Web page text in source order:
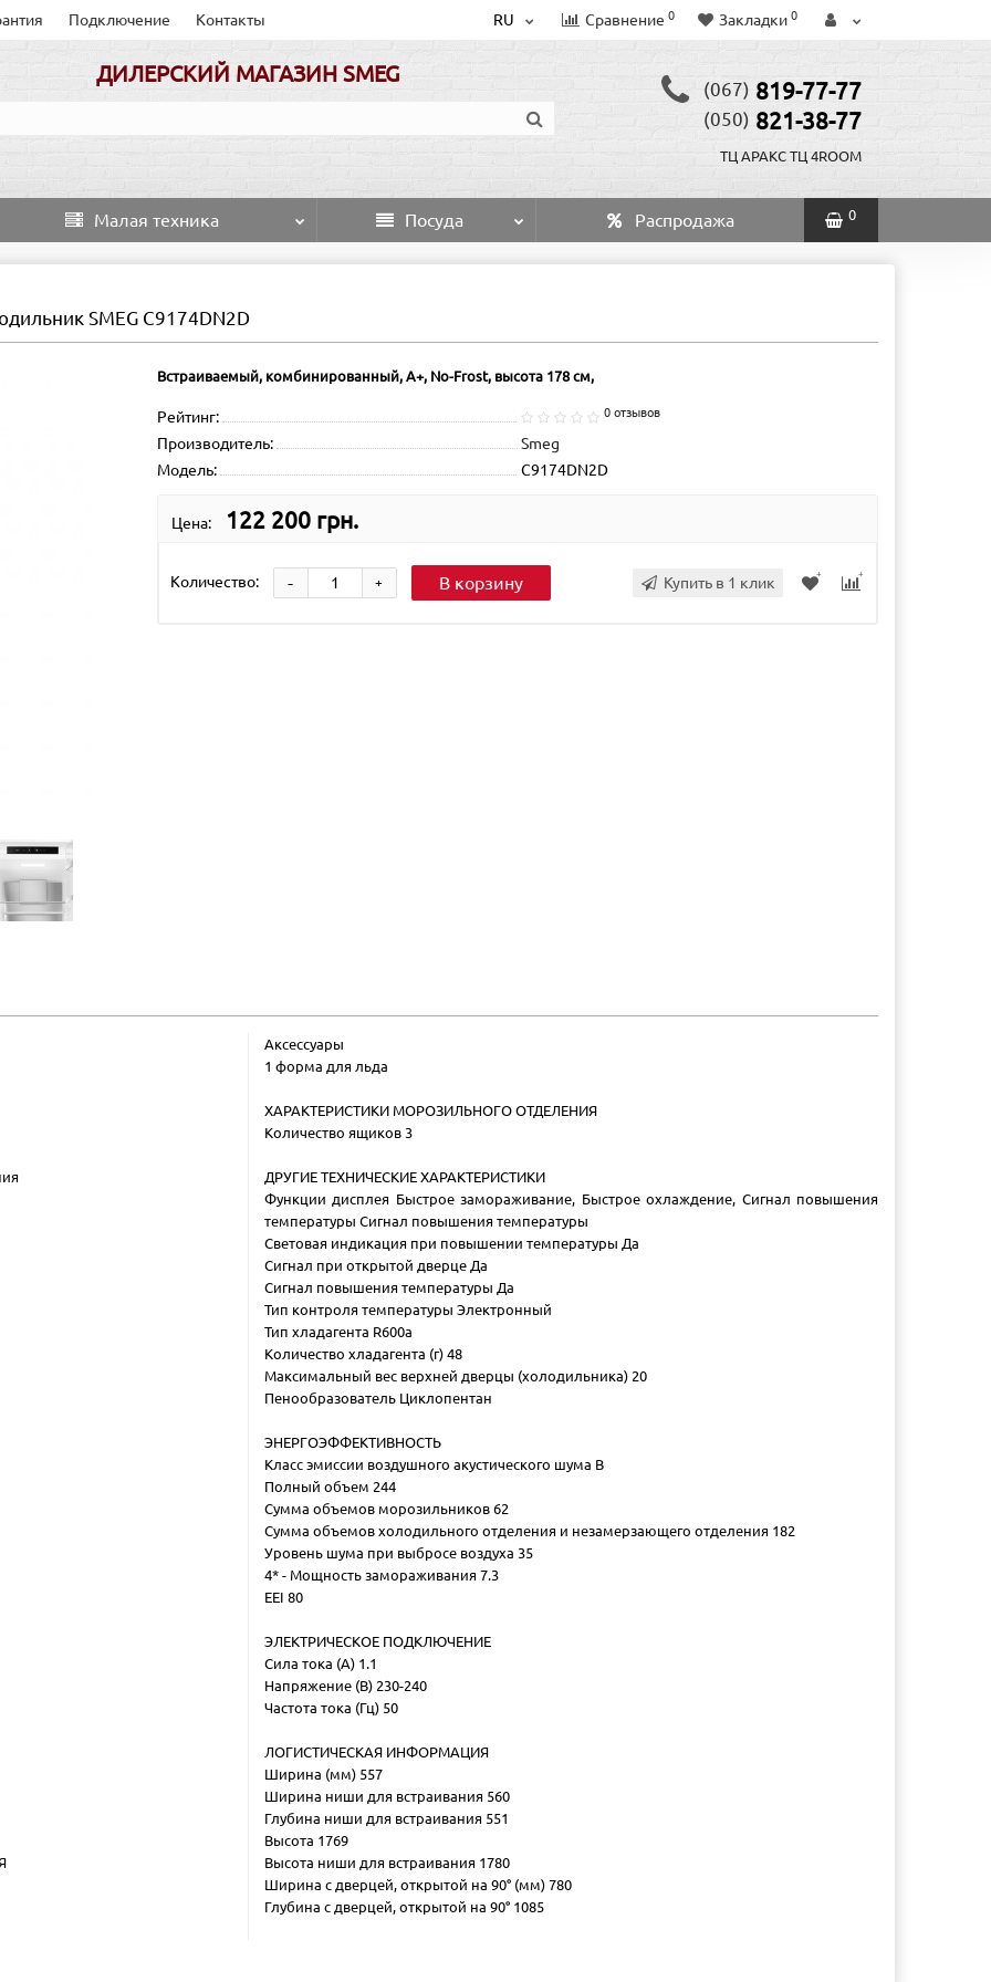
Подключение Контакты RU Сравнение 0 Закладки 0
ДИЛЕРСКИЙ МАГАЗИН SMEG
(067) 819-77-77
(050) 821-38-77
ТЦ АРАКС ТЦ 4ROOM
Малая техника Посуда Распродажа 0
SMEG C9174DN2D
Встраиваемый, комбинированный, А+, No-Frost, высота 178 см,
Рейтинг: 0 отзывов
Производитель:
Smeg
Модель:
C9174DN2D
Цена: 122 200 грн.
Количество: +
- В корзину Купить в 1 клик
Аксессуары
1 форма для льда
ХАРАКТЕРИСТИКИ МОРОЗИЛЬНОГО ОТДЕЛЕНИЯ
Количество ящиков 3
ДРУГИЕ ТЕХНИЧЕСКИЕ ХАРАКТЕРИСТИКИ
Функции дисплея Быстрое замораживание, Быстрое охлаждение, Сигнал повышения
температуры Сигнал повышения температуры
Световая индикация при повышении температуры Да
Сигнал при открытой дверце Да
Сигнал повышения температуры Да
Тип контроля температуры Электронный
Тип хладагента R600a
Количество хладагента (г) 48
Максимальный вес верхней дверцы (холодильника) 20
Пенообразователь Циклопентан
ЭНЕРГОЭФФЕКТИВНОСТЬ
Класс эмиссии воздушного акустического шума B
Полный объем 244
Сумма объемов морозильников 62
Сумма объемов холодильного отделения и незамерзающего отделения 182
Уровень шума при выбросе воздуха 35
4* - Мощность замораживания 7.3
EEI 80
ЭЛЕКТРИЧЕСКОЕ ПОДКЛЮЧЕНИЕ
Сила тока (А) 1.1
Напряжение (В) 230-240
Частота тока (Гц) 50
ЛОГИСТИЧЕСКАЯ ИНФОРМАЦИЯ
Ширина (мм) 557
Ширина ниши для встраивания 560
Глубина ниши для встраивания 551
Высота 1769
Высота ниши для встраивания 1780
Ширина с дверцей, открытой на 90° (мм) 780
Глубина с дверцей, открытой на 90° 1085